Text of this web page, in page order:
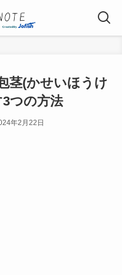
茎(かせいほうけ
つの方法
年2月22日